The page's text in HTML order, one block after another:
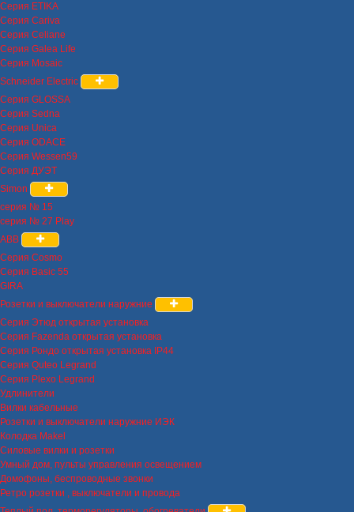
Серия ETIKA
Серия Cariva
Серия Celiane
Серия Galea Life
Серия Mosaic
Schneider Electric
Серия GLOSSA
Серия Sedna
Серия Unica
Серия ODACE
Серия Wessen59
Серия ДУЭТ
Simon
серия № 15
серия № 27 Play
ABB
Серия Cosmo
Серия Basic 55
GIRA
Розетки и выключатели наружние
Серия Этюд открытая установка
Серия Fazenda открытая установка
Серия Рондо открытая установка IP44
Серия Quteo Legrand
Серия Plexo Legrand
Удлинители
Вилки кабельные
Розетки и выключатели наружние ИЭК
Колодка Makel
Силовые вилки и розетки
Умный дом, пульты управления освещением
Домофоны, беспроводные звонки
Ретро розетки , выключатели и провода